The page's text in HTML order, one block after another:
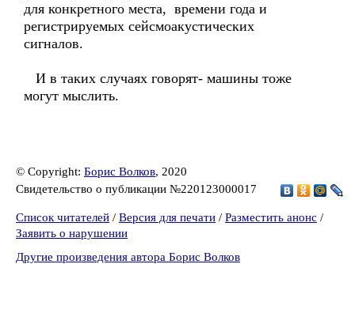
для конкретного места, времени года и
регистрируемых сейсмоакустических
сигналов.
И в таких случаях говорят- машины тоже
могут мыслить.
© Copyright: Борис Волков, 2020
Свидетельство о публикации №220123000017
Список читателей / Версия для печати / Разместить анонс /
Заявить о нарушении
Другие произведения автора Борис Волков